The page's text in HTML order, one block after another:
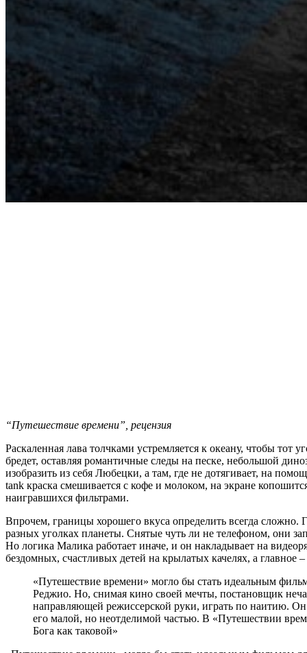
“Путешествие времени”, рецензия
Раскаленная лава толчками устремляется к океану, чтобы
бредет, оставляя романтичные следы на песке, небольшой
изобразить из себя Любецки, а там, где не дотягивает, на
tank краска смешивается с кофе и молоком, на экране
наигравшихся фильтрами.
Впрочем, границы хорошего вкуса определить всегда
разных уголках планеты. Снятые чуть ли не телефоном, они
Но логика Малика работает иначе, и он накладывает на
бездомных, счастливых детей на крылатых качелях, а главное
«Путешествие времени» могло бы стать идеальным
Реджио. Но, снимая кино своей мечты, постановщик
направляющей режиссерской руки, играть по наитию.
его малой, но неотделимой частью. В «Путешествии
Бога как таковой»